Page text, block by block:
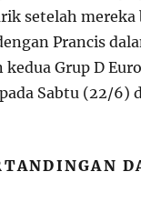
setelah mereka
Prancis
Grup D
Sabtu (22/6)